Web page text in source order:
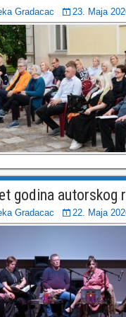
Gradacac 23. Maja
godina autorskog
Gradacac 22. Maja